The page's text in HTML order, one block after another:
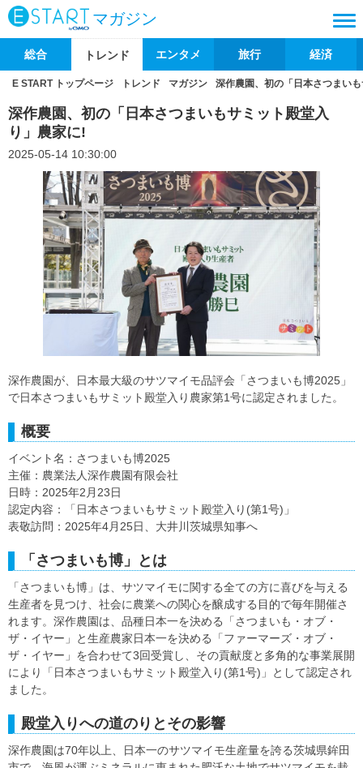
マガジン
総合 トレンド エンタメ 旅行 経済
E START トップページ トレンド マガジン 深作農園、初の「日本さつまい
深作農園、初の「日本さつまいもサミット殿堂入
り」農家に!
2025-05-14 10:30:00
深作農園が、日本最大級のサツマイモ品評会「さつまいも博2025」
で日本さつまいもサミット殿堂入り農家第1号に認定されました。
概要
イベント名：さつまいも博2025
主催：農業法人深作農園有限会社
日時：2025年2月23日
認定内容：「日本さつまいもサミット殿堂入り(第1号)」
表敬訪問：2025年4月25日、大井川茨城県知事へ
「さつまいも博」とは
「さつまいも博」は、サツマイモに関する全ての方に喜びを与える
生産者を見つけ、社会に農業への関心を醸成する目的で毎年開催さ
れます。深作農園は、品種日本一を決める「さつまいも・オブ・
ザ・イヤー」と生産農家日本一を決める「ファーマーズ・オブ・
ザ・イヤー」を合わせて3回受賞し、その貢献度と多角的な事業展開
により「日本さつまいもサミット殿堂入り(第1号)」として認定され
ました。
殿堂入りへの道のりとその影響
深作農園は70年以上、日本一のサツマイモ生産量を誇る茨城県鉾田